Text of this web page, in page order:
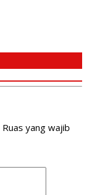
Ruas yang wajib